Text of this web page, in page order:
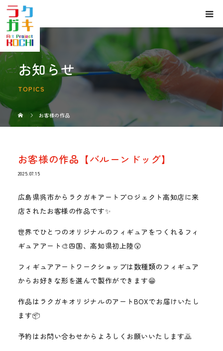
お知らせ
TOPICS
お客様の作品
お客様の作品【バルーンドッグ】
2025.07.15
広島県呉市からラクガキアートプロジェクト高知店に来
店されたお客様の作品です✨
世界でひとつのオリジナルのフィギュアをつくれるフィ
ギュアアート🎨四国、高知県初上陸😲
フィギュアアートワークショップは数種類のフィギュア
からお好きな形を選んで製作ができます😁
作品はラクガキオリジナルのアートBOXでお届けいたし
ます📦
予約はお問い合わせからよろしくお願いいたします🙇